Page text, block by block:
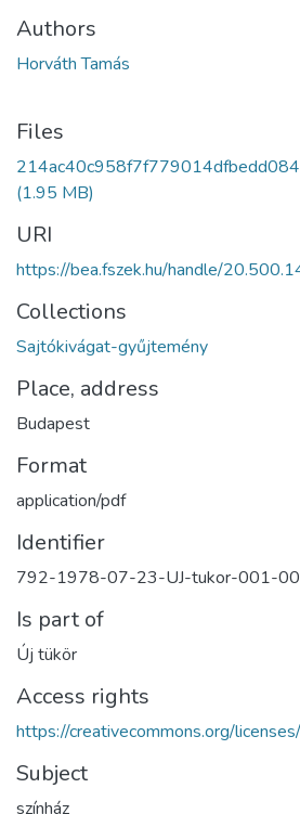
Authors
Horváth Tamás
Files
(1.95 MB)
URI
https://bea.fszek.hu/handle/
Collections
Sajtókivágat-gyűjtemény
Place, address
Budapest
Format
application/pdf
Identifier
792-1978-07-23-UJ-tukor-001-
Is part of
Új tükör
Access rights
https://creativecommons.org/
Subject
színház